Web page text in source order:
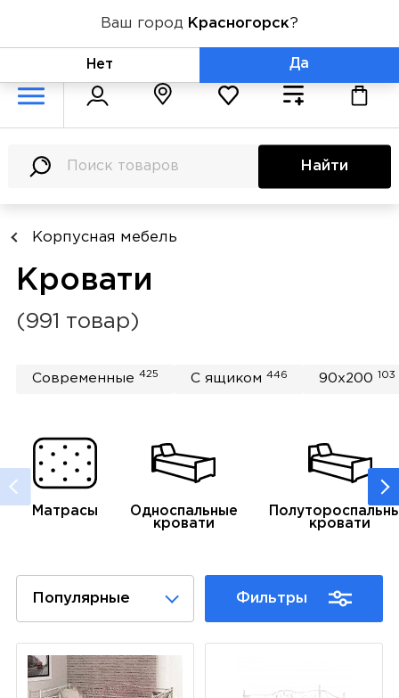
+7 (800) 775-71-06
Найти
Корпусная мебель
Кровати
(991 товар)
Современные 425 С ящиком 446 90x200 103
Матрасы
Односпальные
кровати
кровати
Популярные Фильтры
Ваш город Красногорск?
Нет Да